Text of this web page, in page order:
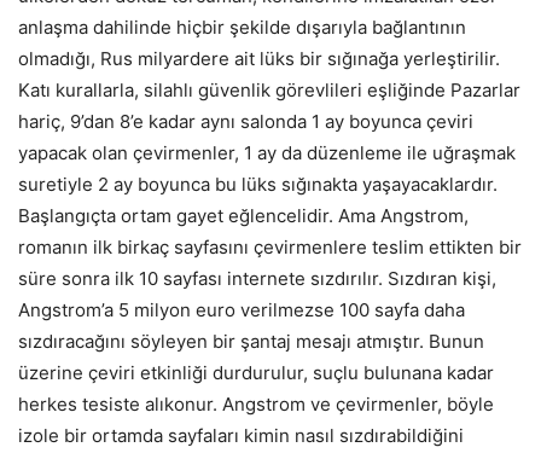
anlaşma dahilinde hiçbir şekilde dışarıyla bağlantının
olmadığı, Rus milyardere ait lüks bir sığınağa yerleştirilir.
Katı kurallarla, silahlı güvenlik görevlileri eşliğinde Pazarlar
hariç, 9’dan 8’e kadar aynı salonda 1 ay boyunca çeviri
yapacak olan çevirmenler, 1 ay da düzenleme ile uğraşmak
suretiyle 2 ay boyunca bu lüks sığınakta yaşayacaklardır.
Başlangıçta ortam gayet eğlencelidir. Ama Angstrom,
romanın ilk birkaç sayfasını çevirmenlere teslim ettikten bir
süre sonra ilk 10 sayfası internete sızdırılır. Sızdıran kişi,
Angstrom’a 5 milyon euro verilmezse 100 sayfa daha
sızdıracağını söyleyen bir şantaj mesajı atmıştır. Bunun
üzerine çeviri etkinliği durdurulur, suçlu bulunana kadar
herkes tesiste alıkonur. Angstrom ve çevirmenler, böyle
izole bir ortamda sayfaları kimin nasıl sızdırabildiğini